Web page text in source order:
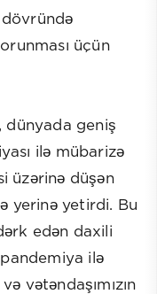
üçün
dünyada geniş
ilə mübarizə
üzərinə düşən
yerinə yetirdi. Bu
edən daxili
pandemiya ilə
vətəndaşımızın